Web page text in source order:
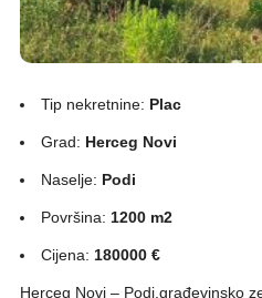
Tip nekretnine: Plac
Grad: Herceg Novi
Naselje: Podi
Površina: 1200 m2
Cijena: 180000 €
Herceg Novi – Podi,građevinsko